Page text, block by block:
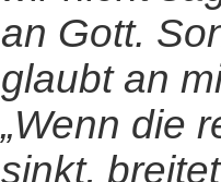
an Gott.
glaubt an
„Wenn die
sinkt,